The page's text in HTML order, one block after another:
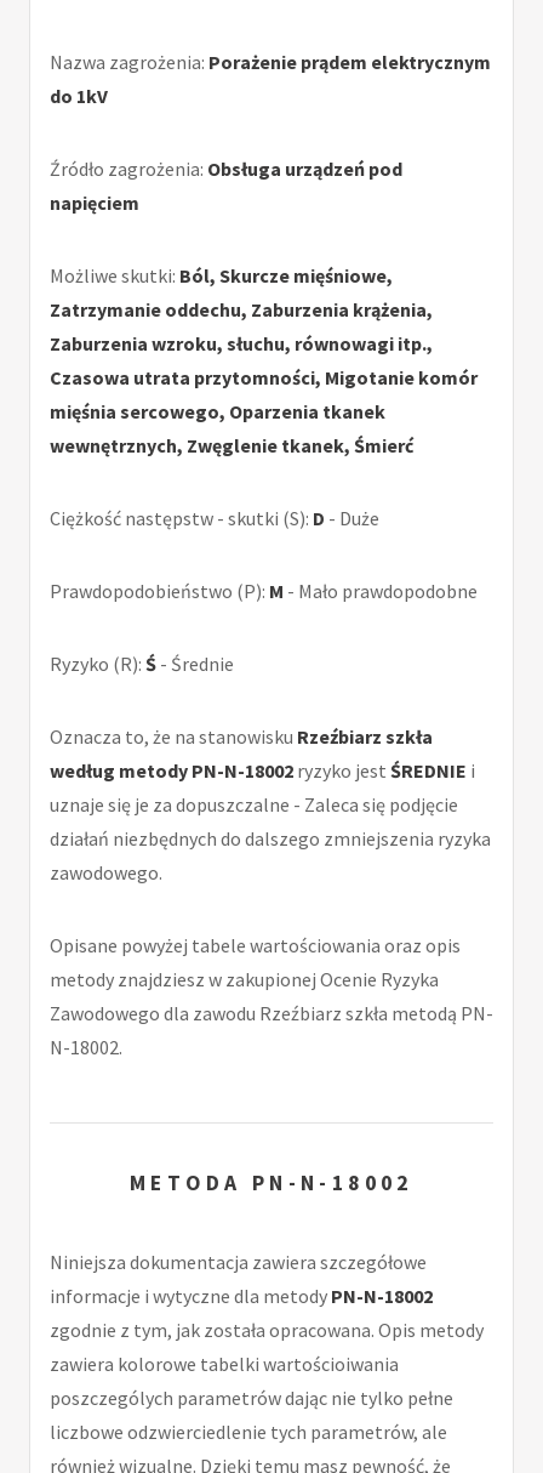
Nazwa zagrożenia: Porażenie prądem elektrycznym
do 1kV
Źródło zagrożenia: Obsługa urządzeń pod
napięciem
Możliwe skutki: Ból, Skurcze mięśniowe,
Zatrzymanie oddechu, Zaburzenia krążenia,
Zaburzenia wzroku, słuchu, równowagi itp.,
Czasowa utrata przytomności, Migotanie komór
mięśnia sercowego, Oparzenia tkanek
wewnętrznych, Zwęglenie tkanek, Śmierć
Ciężkość następstw - skutki (S): D - Duże
Prawdopodobieństwo (P): M - Mało prawdopodobne
Ryzyko (R): Ś - Średnie
Oznacza to, że na stanowisku Rzeźbiarz szkła
według metody PN-N-18002 ryzyko jest ŚREDNIE i
uznaje się je za dopuszczalne - Zaleca się podjęcie
działań niezbędnych do dalszego zmniejszenia ryzyka
zawodowego.
Opisane powyżej tabele wartościowania oraz opis
metody znajdziesz w zakupionej Ocenie Ryzyka
Zawodowego dla zawodu Rzeźbiarz szkła metodą PN-
N-18002.
METODA PN-N-18002
Niniejsza dokumentacja zawiera szczegółowe
informacje i wytyczne dla metody PN-N-18002
zgodnie z tym, jak została opracowana. Opis metody
zawiera kolorowe tabelki wartościoiwania
poszczególych parametrów dając nie tylko pełne
liczbowe odzwierciedlenie tych parametrów, ale
również wizualne. Dzięki temu masz pewność, że